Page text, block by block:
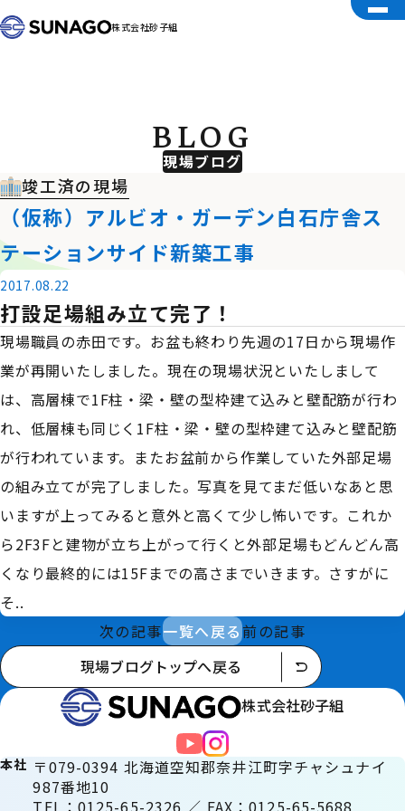
株式会社砂子組
現場ブログ
BLOG
竣工済の現場
（仮称）アルビオ・ガーデン白石庁舎ス
テーションサイド新築工事
2017.08.22
打設足場組み立て完了！
現場職員の赤田です。お盆も終わり先週の17日から現場作
業が再開いたしました。現在の現場状況といたしまして
は、高層棟で1F柱・梁・壁の型枠建て込みと壁配筋が行わ
れ、低層棟も同じく1F柱・梁・壁の型枠建て込みと壁配筋
が行われています。またお盆前から作業していた外部足場
の組み立てが完了しました。写真を見てまだ低いなあと思
いますが上ってみると意外と高くて少し怖いです。これか
ら2F3Fと建物が立ち上がって行くと外部足場もどんどん高
くなり最終的には15Fまでの高さまでいきます。さすがに
そ..
次の記事一覧へ戻る前の記事
現場ブログトップへ戻る
株式会社砂子組
本社 〒079-0394 北海道空知郡奈井江町字チャシュナイ
987番地10
TEL：0125-65-2326 ／ FAX：0125-65-5688